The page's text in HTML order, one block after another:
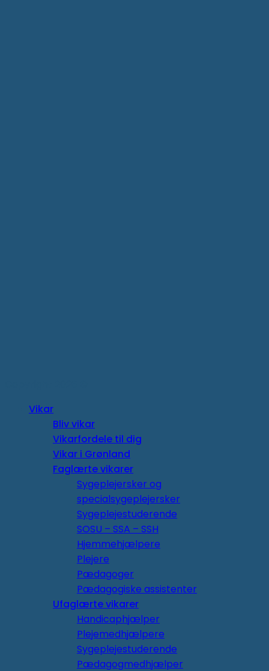
Vikar
Bliv vikar
Vikarfordele til dig
Vikar i Grønland
Faglærte vikarer
Sygeplejersker og
specialsygeplejersker
Sygeplejestuderende
SOSU – SSA – SSH
Hjemmehjælpere
Plejere
Pædagoger
Pædagogiske assistenter
Ufaglærte vikarer
Handicaphjælper
Plejemedhjælpere
Sygeplejestuderende
Pædagogmedhjælper